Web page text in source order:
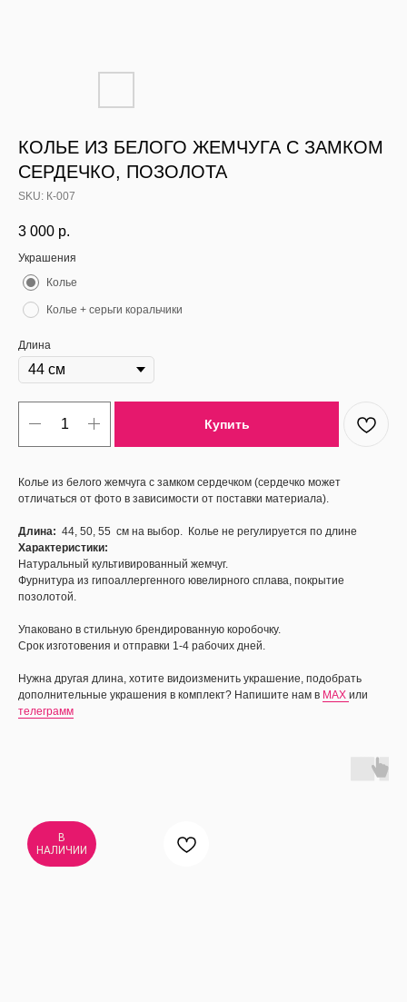
КОЛЬЕ ИЗ БЕЛОГО ЖЕМЧУГА С ЗАМКОМ
СЕРДЕЧКО, ПОЗОЛОТА
SKU: К-007
3 000 р.
Украшения
Колье
Колье + серьги коральчики
Длина
Купить
Колье из белого жемчуга с замком сердечком (сердечко может
отличаться от фото в зависимости от поставки материала).
Длина: 44, 50, 55 см на выбор. Колье не регулируется по длине
Характеристики:
Натуральный культивированный жемчуг.
Фурнитура из гипоаллергенного ювелирного сплава, покрытие
позолотой.
Упаковано в стильную брендированную коробочку.
Срок изготовения и отправки 1-4 рабочих дней.
Нужна другая длина, хотите видоизменить украшение, подобрать
дополнительные украшения в комплект? Напишите нам в MAX или
телеграмм
В
НАЛИЧИИ